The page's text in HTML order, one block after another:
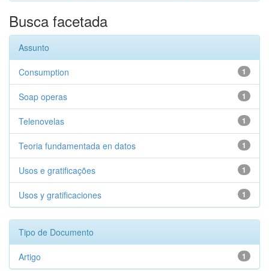
Busca facetada
Assunto
1
Consumption
1
Soap operas
1
Telenovelas
1
Teoria fundamentada en datos
1
Usos e gratificações
1
Usos y gratificaciones
Tipo de Documento
1
Artigo